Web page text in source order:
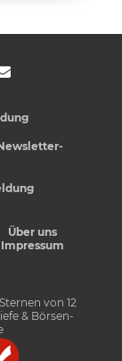
Über uns
Impressum
von 12
& Börsen-